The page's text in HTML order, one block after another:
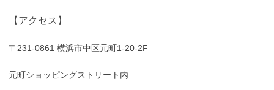
【アクセス】
〒231-0861 横浜市中区元町1-20-2F
元町ショッピングストリート内